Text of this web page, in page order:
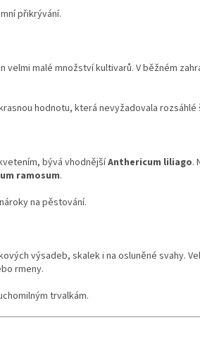
přikrývání.
velmi malé množství kultivarů. V běžném
hodnotu, která nevyžadovala rozsáhlé
bývá vhodnějšíAnthericum liliago.
ramosum.
na pěstování.
výsadeb, skalek i na osluněné svahy.
rmeny.
trvalkám.